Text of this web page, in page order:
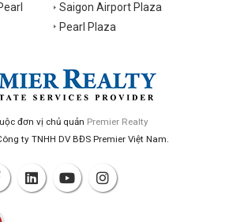
Saigon Airport Plaza
Pearl Plaza
đơn vị chủ quản Premier Realty
ty TNHH DV BĐS Premier Việt Nam.